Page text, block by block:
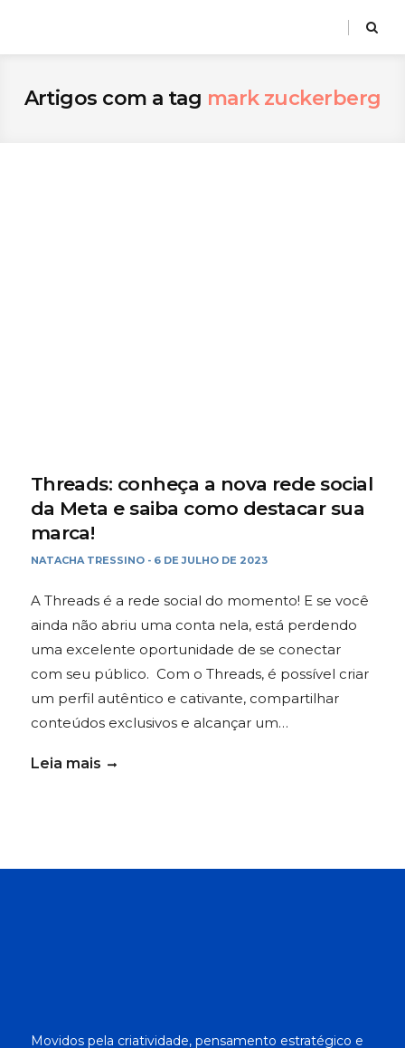
Artigos com a tag mark zuckerberg
Threads: conheça a nova rede social
da Meta e saiba como destacar sua
marca!
NATACHA TRESSINO - 6 DE JULHO DE 2023
A Threads é a rede social do momento! E se você
ainda não abriu uma conta nela, está perdendo
uma excelente oportunidade de se conectar
com seu público. Com o Threads, é possível criar
um perfil autêntico e cativante, compartilhar
conteúdos exclusivos e alcançar um…
Leia mais
Movidos pela criatividade, pensamento estratégico e